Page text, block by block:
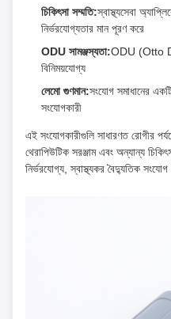
চিকিৎসা সম্মতি:স্বাস্থ্যসেবা
নির্ভরযোগ্যতার মান পূরণ করে
ODU সামঞ্জস্যতা:ODU (Otto
বিনিময়যোগ্য
লেমো গুণমান:সংযোগ সমাধানের
সংযোগকারী
এই সংযোগকারীগুলি সাধারণত রোগীর
থেরাপিউটিক সরঞ্জাম এবং অন্যান্য
নির্ভরযোগ্য, স্বাস্থ্যকর বৈদ্যুতিক সংযোগ